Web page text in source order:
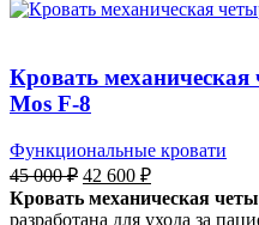
Кровать механическая
Mos F-8
Функциональные кровати
45 000₽ 42 600 ₽
Кровать механическая
разработана для ухода за